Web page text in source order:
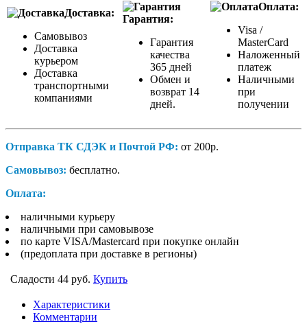
Доставка:
Самовывоз
Доставка
курьером
Доставка
транспортными
компаниями
Гарантия:
Гарантия
качества
365 дней
Обмен и
возврат 14
дней.
Оплата:
Visa /
MasterCard
Наложенный
платеж
Наличными
при
получении
Отправка ТК СДЭК и Почтой РФ: от 200р.
Самовывоз: бесплатно.
Оплата:
наличными курьеру
наличными при самовывозе
по карте VISA/Mastercard при покупке онлайн
(предоплата при доставке в регионы)
Сладости 44 руб. Купить
Характеристики
Комментарии